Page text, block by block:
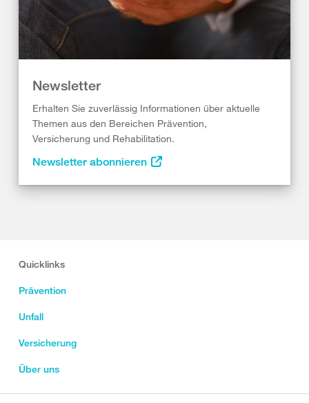
Newsletter
Erhalten Sie zuverlässig Informationen über aktuelle
Themen aus den Bereichen Prävention,
Versicherung und Rehabilitation.
Newsletter abonnieren
Quicklinks
Prävention
Unfall
Versicherung
Über uns